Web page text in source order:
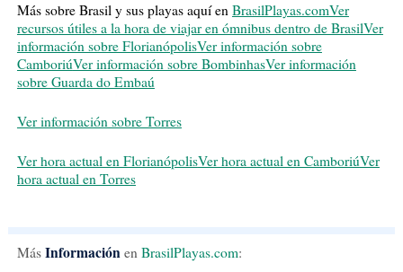
Más sobre Brasil y sus playas aquí en BrasilPlayas.comVer
recursos útiles a la hora de viajar en ómnibus dentro de BrasilVer
información sobre FlorianópolisVer información sobre
CamboriúVer información sobre BombinhasVer información
sobre Guarda do Embaú
Ver información sobre Torres
Ver hora actual en FlorianópolisVer hora actual en CamboriúVer
hora actual en Torres
Más Informaciónen BrasilPlayas.com: